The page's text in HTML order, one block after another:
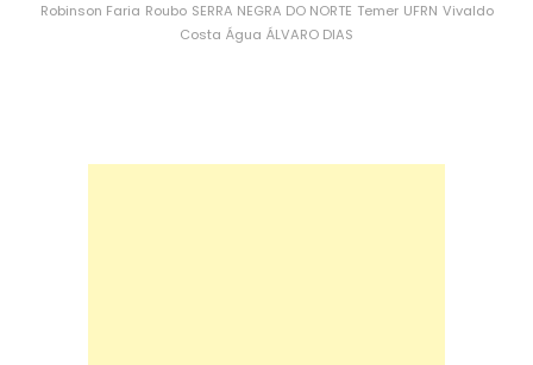
Robinson Faria Roubo SERRA NEGRA DO NORTE Temer UFRN Vivaldo
Costa Água ÁLVARO DIAS